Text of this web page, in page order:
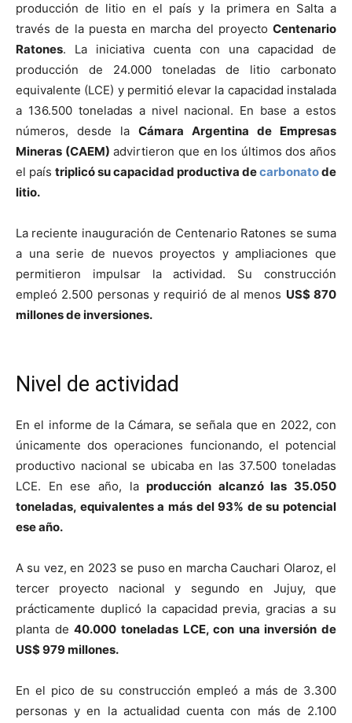
producción de litio en el país y la primera en Salta a
través de la puesta en marcha del proyecto Centenario
Ratones. La iniciativa cuenta con una capacidad de
producción de 24.000 toneladas de litio carbonato
equivalente (LCE) y permitió elevar la capacidad instalada
a 136.500 toneladas a nivel nacional. En base a estos
números, desde la Cámara Argentina de Empresas
Mineras (CAEM) advirtieron que en los últimos dos años
el país triplicó su capacidad productiva decarbonatode
litio.
La reciente inauguración de Centenario Ratones se suma
a una serie de nuevos proyectos y ampliaciones que
permitieron impulsar la actividad. Su construcción
empleó 2.500 personas y requirió de al menos US$ 870
millones de inversiones.
Nivel de actividad
En el informe de la Cámara, se señala que en 2022, con
únicamente dos operaciones funcionando, el potencial
productivo nacional se ubicaba en las 37.500 toneladas
LCE. En ese año, laproducción alcanzó las 35.050
toneladas, equivalentes a más del 93% de su potencial
ese año.
A su vez, en 2023 se puso en marcha Cauchari Olaroz, el
tercer proyecto nacional y segundo en Jujuy, que
prácticamente duplicó la capacidad previa, gracias a su
planta de40.000 toneladas LCE, con una inversión de
US$ 979 millones.
En el pico de su construcción empleó a más de 3.300
personas y en la actualidad cuenta con más de 2.100